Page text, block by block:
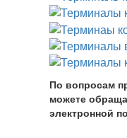
По вопросам
можете
электронной